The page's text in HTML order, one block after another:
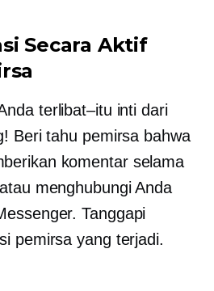
Secara Aktif
terlibat–itu inti dari
Beri tahu pemirsa bahwa
komentar selama
menghubungi Anda
Tanggapi
pemirsa yang terjadi.